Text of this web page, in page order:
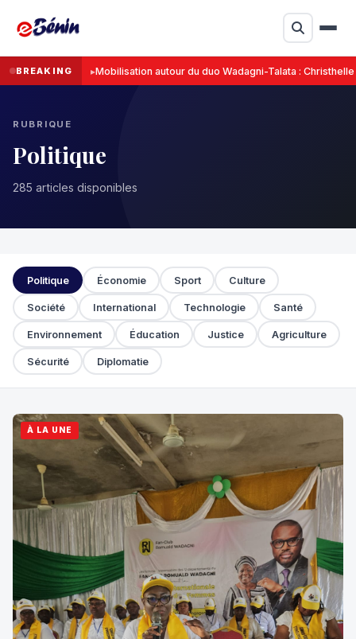
BREAKING Mobilisation autour du duo Wadagni-Talata :
RUBRIQUE
Politique
285 articles disponibles
Politique Économie Sport Culture
Société International Technologie Santé
Environnement Éducation Justice Agriculture
Sécurité Diplomatie
À LA UNE